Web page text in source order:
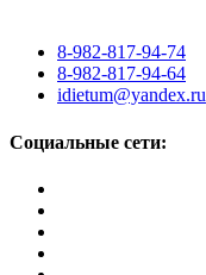
8-982-817-94-74
8-982-817-94-64
idietum@yandex.ru
Социальные сети: